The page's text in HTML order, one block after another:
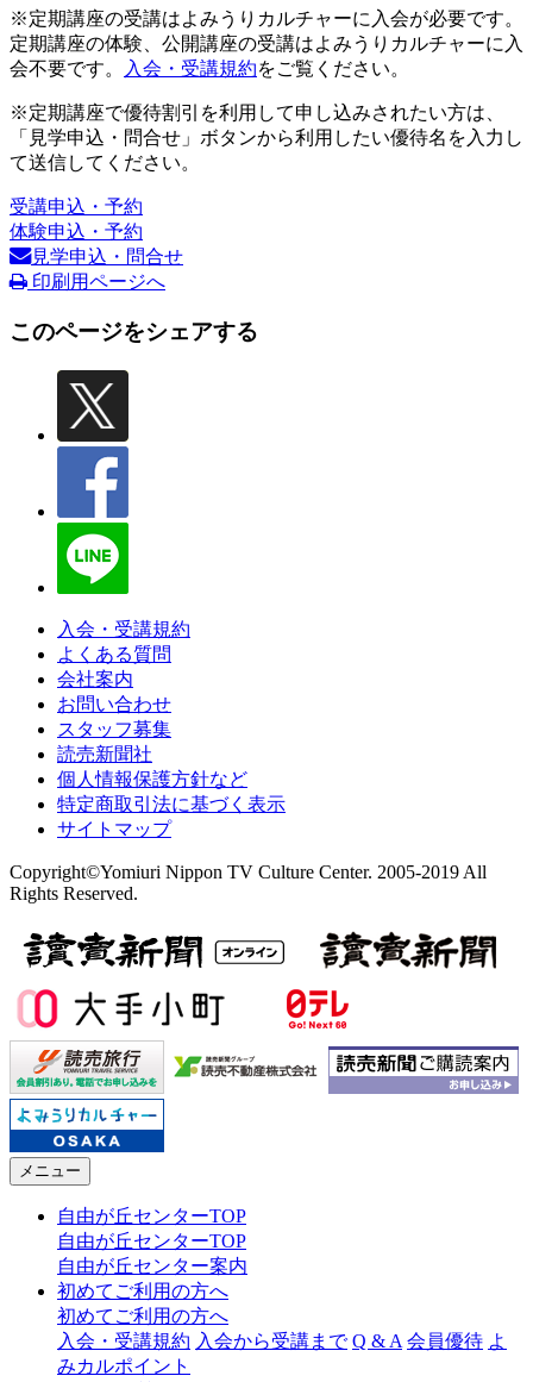
※定期講座の受講はよみうりカルチャーに入会が必要です。
定期講座の体験、公開講座の受講はよみうりカルチャーに入
会不要です。
入会・受講規約をご覧ください。
※定期講座で優待割引を利用して申し込みされたい方は、
「見学申込・問合せ」ボタンから利用したい優待名を入力し
て送信してください。
受講申込・予約
体験申込・予約
見学申込・問合せ
印刷用ページへ
このページをシェアする
入会・受講規約
よくある質問
会社案内
お問い合わせ
スタッフ募集
読売新聞社
個人情報保護方針など
特定商取引法に基づく表示
サイトマップ
Copyright©Yomiuri Nippon TV Culture Center. 2005-2019 All
Rights Reserved.
メニュー
自由が丘センターTOP
自由が丘センターTOP
自由が丘センター案内
初めてご利用の方へ
初めてご利用の方へ
入会・受講規約 入会から受講まで Q & A 会員優待 よ
みカルポイント